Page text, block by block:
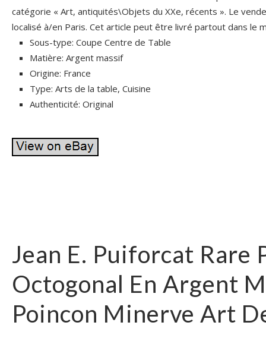
catégorie « Art, antiquités\Objets du XXe, récents ». Le
localisé à/en Paris. Cet article peut être livré partout dans le
Sous-type: Coupe Centre de Table
Matière: Argent massif
Origine: France
Type: Arts de la table, Cuisine
Authenticité: Original
Jean E. Puiforcat Rare
Octogonal En Argent
Poincon Minerve Art